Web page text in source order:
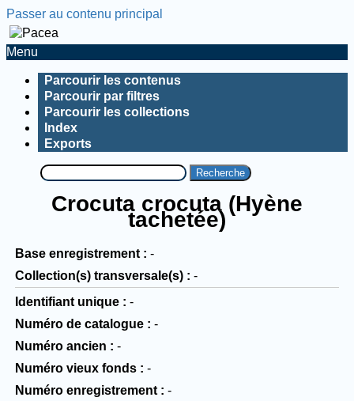
Passer au contenu principal
Menu
Parcourir les contenus
Parcourir par filtres
Parcourir les collections
Index
Exports
Recherche
Crocuta crocuta (Hyène
tachetée)
Base enregistrement
-
Collection(s) transversale(s)
-
Identifiant unique
-
Numéro de catalogue
-
Numéro ancien
-
Numéro vieux fonds
-
Numéro enregistrement
-